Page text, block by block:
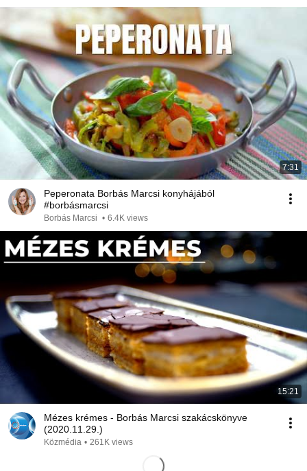
7:31
Peperonata Borbás Marcsi konyhájából
#borbásmarcsi
Borbás Marcsi • 6.4K views
15:21
Mézes krémes - Borbás Marcsi szakácskönyve
(2020.11.29.)
Közmédia • 261K views